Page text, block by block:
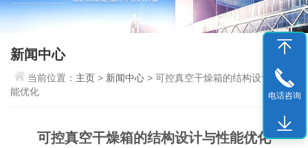
新闻中心
当前位置： 主页 > 新闻中心 > 可控真空干燥箱的结构设计与性
能优化
可控真空干燥箱的结构设计与性能优化
电话咨询